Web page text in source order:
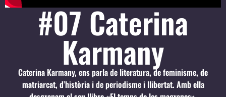
#07 Caterina
Karmany
Caterina Karmany, ens parla de literatura, de feminisme, de
matriarcat, d’història i de periodisme i llibertat. Amb ella